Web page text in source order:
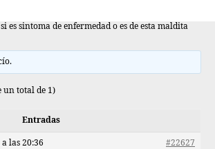
si es sintoma de enfermedad o es de esta maldita
un total de 1)
Entradas
las 20:36 #22627